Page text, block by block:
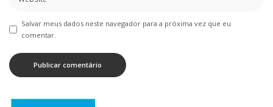
Salvar meus dados neste navegador para a próxima vez que eu
comentar.